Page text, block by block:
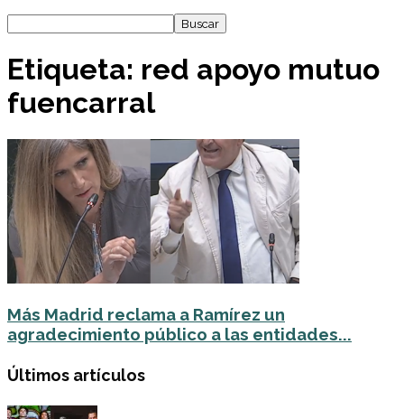
Etiqueta: red apoyo mutuo
fuencarral
Más Madrid reclama a Ramírez un
agradecimiento público a las entidades...
Últimos artículos